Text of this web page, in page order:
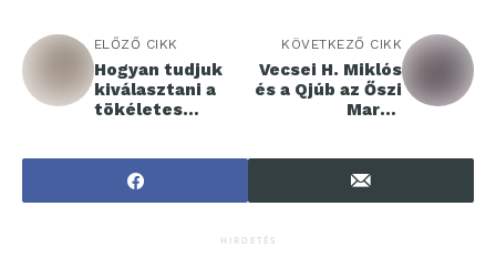
ELŐZŐ CIKK
Hogyan tudjuk
kiválasztani a
tökéletes
KÖVETKEZŐ CIKK
Vecsei H. Miklós
és a Qjúb az Őszi
Margó
kislemezét
HIRDETÉS